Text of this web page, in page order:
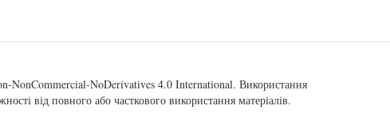
NonCommercial-NoDerivatives 4.0 International. Використання
від повного або часткового використання матеріалів.